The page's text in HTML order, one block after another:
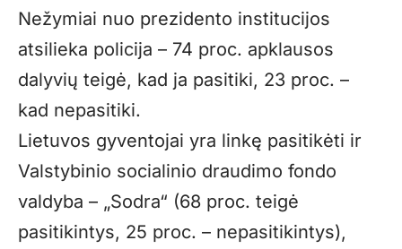
Nežymiai nuo prezidento institucijos
atsilieka policija – 74 proc. apklausos
dalyvių teigė, kad ja pasitiki, 23 proc. –
kad nepasitiki.
Lietuvos gyventojai yra linkę pasitikėti ir
Valstybinio socialinio draudimo fondo
valdyba – „Sodra“ (68 proc. teigė
pasitikintys, 25 proc. – nepasitikintys),